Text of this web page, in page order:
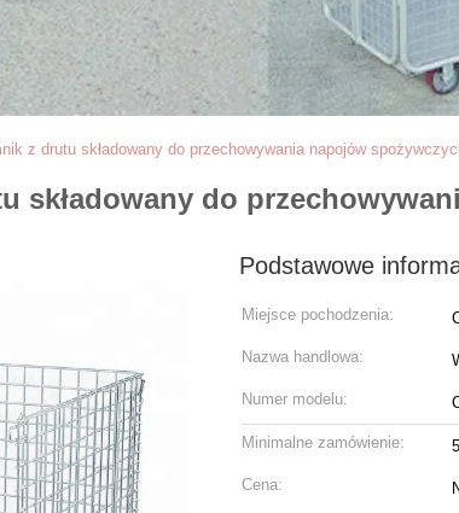
z drutu składowany do przechowywania napojów
składowany do
Podstawowe
Miejsce pochodzenia:
Nazwa handlowa:
Numer modelu:
Minimalne zamówienie:
Cena: